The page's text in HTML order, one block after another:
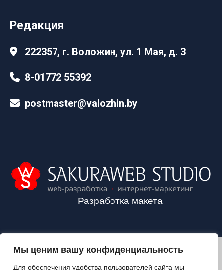
Мы ценим вашу конфиденциальность
Для обеспечения удобства пользователей сайта мы
Редакция
222357, г. Воложин, ул. 1 Мая, д. 3
8-01772 55392
postmaster@valozhin.by
Разработка макета
2024©VALOZHIN.BY - НОВОСТИ ВОЛОЖИНСКОГО РАЙОНА